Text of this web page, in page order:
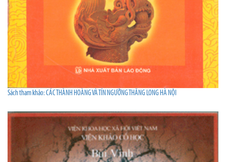
Sách tham khảo: CÁC THÀNH HOÀNG VÀ TÍN NGƯỠNG THĂNG LONG HÀ NỘI